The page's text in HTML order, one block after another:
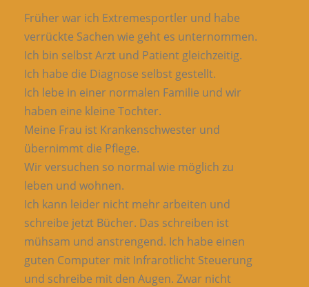
Früher war ich Extremesportler und habe
verrückte Sachen wie geht es unternommen.
Ich bin selbst Arzt und Patient gleichzeitig.
Ich habe die Diagnose selbst gestellt.
Ich lebe in einer normalen Familie und wir
haben eine kleine Tochter.
Meine Frau ist Krankenschwester und
übernimmt die Pflege.
Wir versuchen so normal wie möglich zu
leben und wohnen.
Ich kann leider nicht mehr arbeiten und
schreibe jetzt Bücher. Das schreiben ist
mühsam und anstrengend. Ich habe einen
guten Computer mit Infrarotlicht Steuerung
und schreibe mit den Augen. Zwar nicht